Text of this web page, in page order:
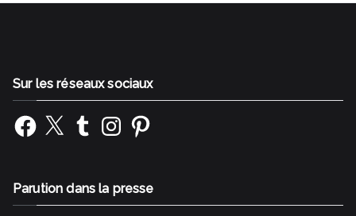
Sur les réseaux sociaux
Facebook
X TumblrInstagramPinterest
Parution dans la presse